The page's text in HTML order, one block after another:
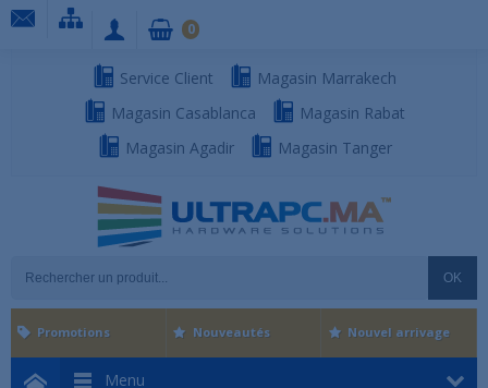
Service Client
Magasin Marrakech
Magasin Casablanca
Magasin Rabat
Magasin Agadir
Magasin Tanger
OK
0
Menu
Promotions Nouveautés Nouvel arrivage